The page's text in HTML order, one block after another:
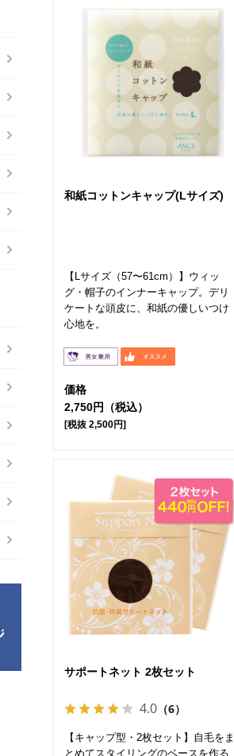
和紙コットンキャップ(Lサイズ)
【Lサイズ（57〜61cm）】ウィッ
グ・帽子のインナーキャップ。デリ
ケートな頭皮に、和紙の優しいつけ
心地を。
価格
2,750円（税込）
[税抜 2,500円]
サポートネット 2枚セット
4.0 （6）
【キャップ型・2枚セット】自毛をま
とめてスタイリングのベースを作る